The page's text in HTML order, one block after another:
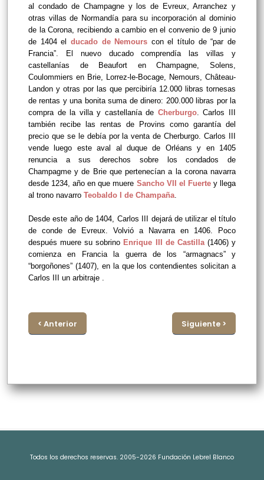
al condado de Champagne y los de Evreux, Arranchez y
otras villas de Normandía para su incorporación al dominio
de la Corona, recibiendo a cambio en el convenio de 9 junio
de 1404 el ducado de Nemours con el título de “par de
Francia”. El nuevo ducado comprendía las villas y
castellanías de Beaufort en Champagne, Solens,
Coulommiers en Brie, Lorrez-le-Bocage, Nemours, Château-
Landon y otras por las que percibiría 12.000 libras tornesas
de rentas y una bonita suma de dinero: 200.000 libras por la
compra de la villa y castellanía de Cherburgo. Carlos III
también recibe las rentas de Provins como garantía del
precio que se le debía por la venta de Cherburgo. Carlos III
vende luego este aval al duque de Orléans y en 1405
renuncia a sus derechos sobre los condados de
Champagme y de Brie que pertenecían a la corona navarra
desde 1234, año en que muere Sancho VII el Fuerte y llega
al trono navarro Teobaldo I de Champaña.
Desde este año de 1404, Carlos III dejará de utilizar el título
de conde de Evreux. Volvió a Navarra en 1406. Poco
después muere su sobrino Enrique III de Castilla (1406) y
comienza en Francia la guerra de los “armagnacs” y
“borgoñones” (1407), en la que los contendientes solicitan a
Carlos III un arbitraje .
< Anterior Siguiente >
Todos los derechos reservas. 2005-2026 Fundación Lebrel Blanco